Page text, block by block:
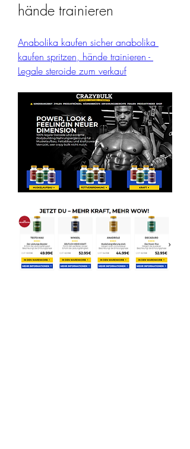
hände trainieren
Anabolika kaufen sicher anabolika
kaufen spritzen, hände trainieren -
Legale steroide zum verkauf